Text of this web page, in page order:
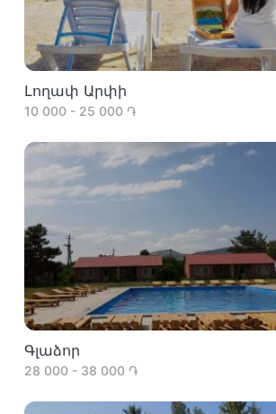
Լողափ Արփի
10 000 - 25 000 ֏
Գլաձոր
28 000 - 38 000 ֏